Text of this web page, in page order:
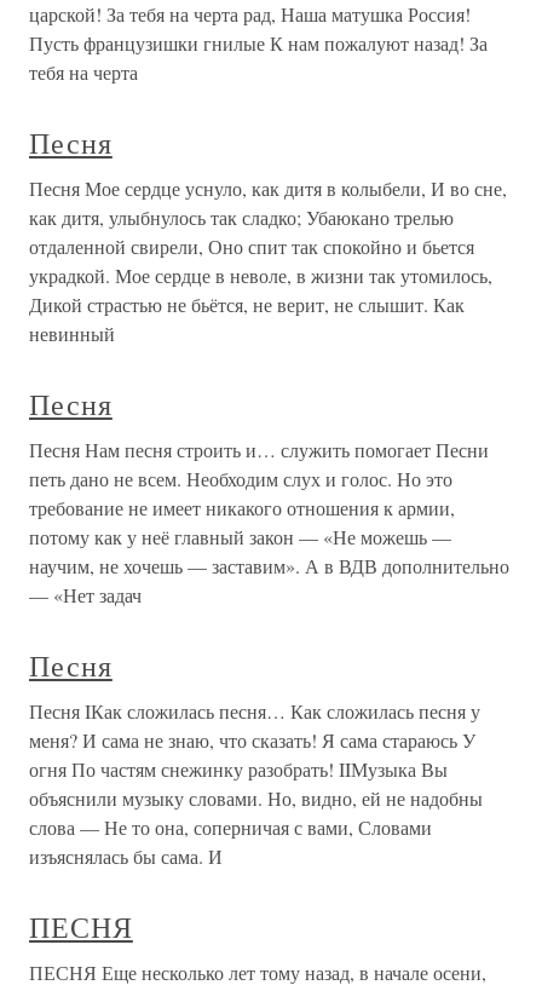
царской! За тебя на черта рад, Наша матушка Россия!
Пусть французишки гнилые К нам пожалуют назад! За
тебя на черта
Песня
Песня Мое сердце уснуло, как дитя в колыбели, И во сне,
как дитя, улыбнулось так сладко; Убаюкано трелью
отдаленной свирели, Оно спит так спокойно и бьется
украдкой. Мое сердце в неволе, в жизни так утомилось,
Дикой страстью не бьётся, не верит, не слышит. Как
невинный
Песня
Песня Нам песня строить и… служить помогает Песни
петь дано не всем. Необходим слух и голос. Но это
требование не имеет никакого отношения к армии,
потому как у неё главный закон — «Не можешь —
научим, не хочешь — заставим». А в ВДВ дополнительно
— «Нет задач
Песня
Песня IКак сложилась песня… Как сложилась песня у
меня? И сама не знаю, что сказать! Я сама стараюсь У
огня По частям снежинку разобрать! IIМузыка Вы
объяснили музыку словами. Но, видно, ей не надобны
слова — Не то она, соперничая с вами, Словами
изъяснялась бы сама. И
ПЕСНЯ
ПЕСНЯ Еще несколько лет тому назад, в начале осени,